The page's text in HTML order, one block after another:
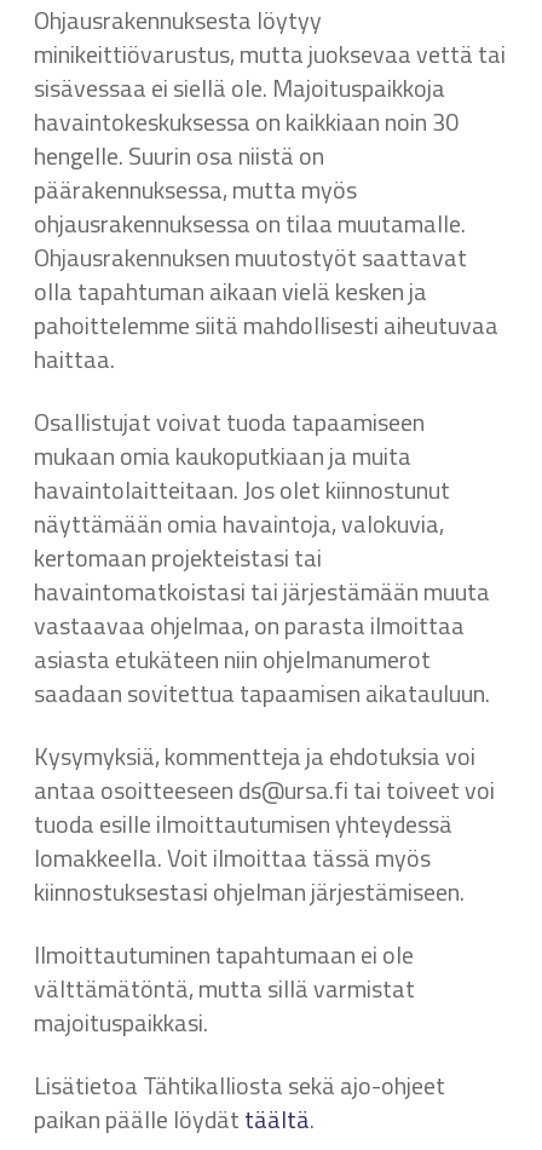
Ohjausrakennuksesta löytyy
minikeittiövarustus, mutta juoksevaa vettä tai
sisävessaa ei siellä ole. Majoituspaikkoja
havaintokeskuksessa on kaikkiaan noin 30
hengelle. Suurin osa niistä on
päärakennuksessa, mutta myös
ohjausrakennuksessa on tilaa muutamalle.
Ohjausrakennuksen muutostyöt saattavat
olla tapahtuman aikaan vielä kesken ja
pahoittelemme siitä mahdollisesti aiheutuvaa
haittaa.
Osallistujat voivat tuoda tapaamiseen
mukaan omia kaukoputkiaan ja muita
havaintolaitteitaan. Jos olet kiinnostunut
näyttämään omia havaintoja, valokuvia,
kertomaan projekteistasi tai
havaintomatkoistasi tai järjestämään muuta
vastaavaa ohjelmaa, on parasta ilmoittaa
asiasta etukäteen niin ohjelmanumerot
saadaan sovitettua tapaamisen aikatauluun.
Kysymyksiä, kommentteja ja ehdotuksia voi
antaa osoitteeseen ds@ursa.fi tai toiveet voi
tuoda esille ilmoittautumisen yhteydessä
lomakkeella. Voit ilmoittaa tässä myös
kiinnostuksestasi ohjelman järjestämiseen.
Ilmoittautuminen tapahtumaan ei ole
välttämätöntä, mutta sillä varmistat
majoituspaikkasi.
Lisätietoa Tähtikalliosta sekä ajo-ohjeet
paikan päälle löydättäältä.